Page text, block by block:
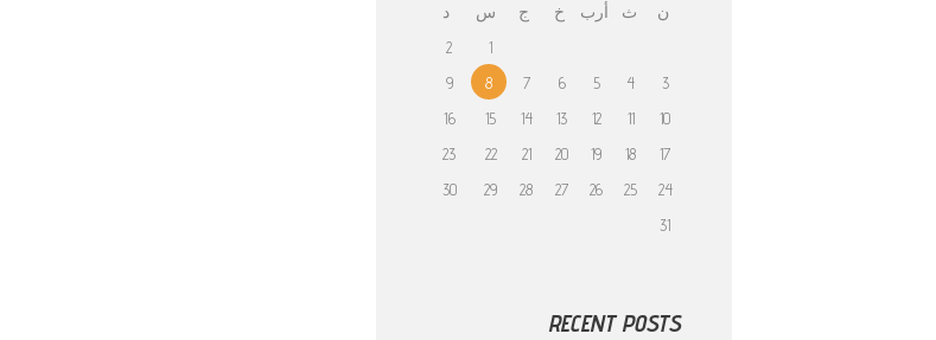
ن ث أرب خ ج س
د
1
2
3
4
5
6
7
8
9
10
11
12
13
14
15
16
17
18
19
20
21
22
23
24
25
26
27
28
29
30
31
RECENT POSTS